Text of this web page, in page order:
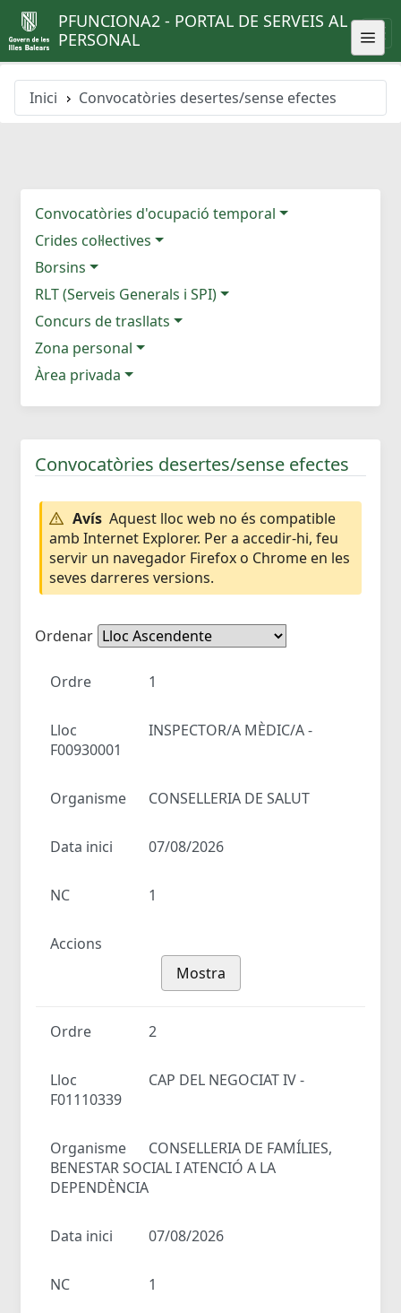
PFUNCIONA2 - PORTAL DE SERVEIS AL
PERSONAL
Inici Convocatòries desertes/sense efectes
Convocatòries d'ocupació temporal
Crides col·lectives
Borsins
RLT (Serveis Generals i SPI)
Concurs de trasllats
Zona personal
Àrea privada
Convocatòries desertes/sense efectes
Avís Aquest lloc web no és compatible
amb Internet Explorer. Per a accedir-hi, feu
servir un navegador Firefox o Chrome en les
seves darreres versions.
Ordenar
Ordre 1
Lloc
INSPECTOR/A MÈDIC/A -
F00930001
Organisme CONSELLERIA DE SALUT
Data inici 07/08/2026
NC 1
Accions
Mostra
Ordre 2
Lloc
CAP DEL NEGOCIAT IV -
F01110339
Organisme
CONSELLERIA DE FAMÍLIES,
BENESTAR SOCIAL I ATENCIÓ A LA
DEPENDÈNCIA
Data inici 07/08/2026
NC 1